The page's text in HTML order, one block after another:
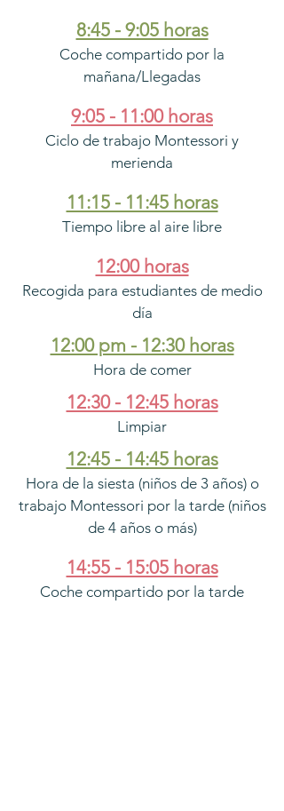
8:45 - 9:05 horas
Coche compartido por la
mañana/Llegadas
9:05 - 11:00 horas
Ciclo de trabajo Montessori y
merienda
11:15 - 11:45 horas
Tiempo libre al aire libre
12:00 horas
Recogida para estudiantes de medio
día
12:00 pm - 12:30 horas
Hora de comer
12:30 - 12:45 horas
Limpiar
12:45 - 14:45 horas
Hora de la siesta (niños de 3 años) o
trabajo Montessori por la tarde (niños
de 4 años o más)
14:55 - 15:05 horas
Coche compartido por la tarde